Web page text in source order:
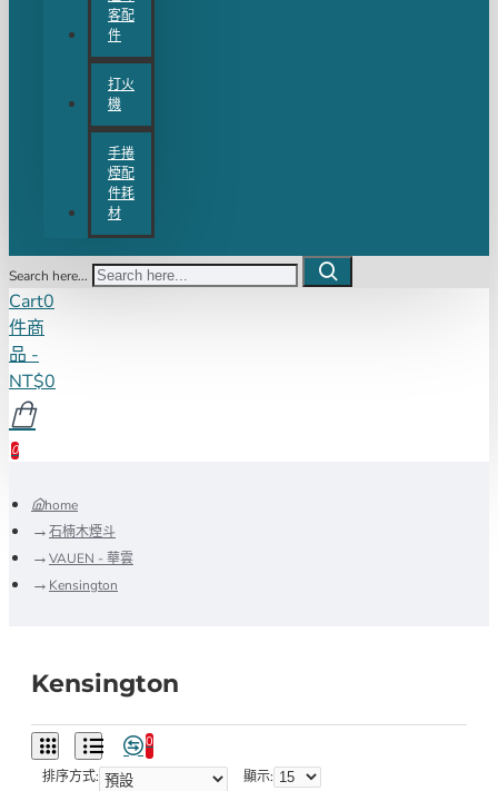
客配
件
打火
機
手捲
煙配
件耗
材
Search here...
Cart0
件商
品 -
NT$0
0
home
石楠木煙斗
VAUEN - 華雲
Kensington
Kensington
0
排序方式: 顯示: